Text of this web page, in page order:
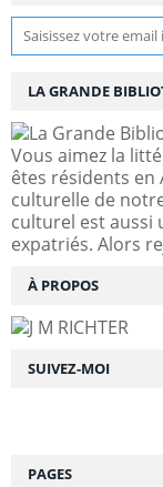
SUIVEZ-MOI
LA GRANDE
Vous aimez la
êtes résidents en
culturelle de
culturel est
expatriés. Alors
À PROPOS
PAGES